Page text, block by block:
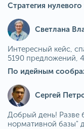
Светлана
Интересный кейс,
5190 предложений,
По идейным
Сергей
Добрый день! Разве
нормативной базы"